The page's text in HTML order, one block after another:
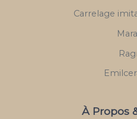
Carrelage
À Propos